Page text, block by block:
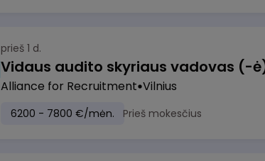
prieš 1 d.
Vidaus audito skyriaus vadovas (-
Alliance for Recruitment Vilnius
6200 - 7800 €/mėn. Prieš mokesčius